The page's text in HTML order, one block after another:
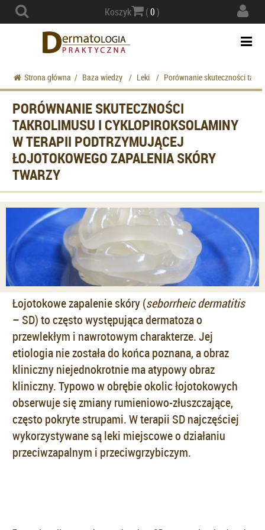
Koszyk (0)
Strona główna / Baza wiedzy / Leki / Porównanie skuteczności
PORÓWNANIE SKUTECZNOŚCI
TAKROLIMUSU I CYKLOPIROKSOLAMINY
W TERAPII PODTRZYMUJĄCEJ
ŁOJOTOKOWEGO ZAPALENIA SKÓRY
TWARZY
Łojotokowe zapalenie skóry (seborrheic dermatitis
– SD) to często występująca dermatoza o
przewlekłym i nawrotowym charakterze. Jej
etiologia nie została do końca poznana, a obraz
kliniczny niejednokrotnie ma atypowy obraz
kliniczny. Typowo w obrębie okolic łojotokowych
obserwuje się zmiany rumieniowo-złuszczające,
często pokryte strupami. W terapii SD najczęściej
wykorzystywane są leki miejscowe o działaniu
przeciwzapalnym i przeciwgrzybiczym.